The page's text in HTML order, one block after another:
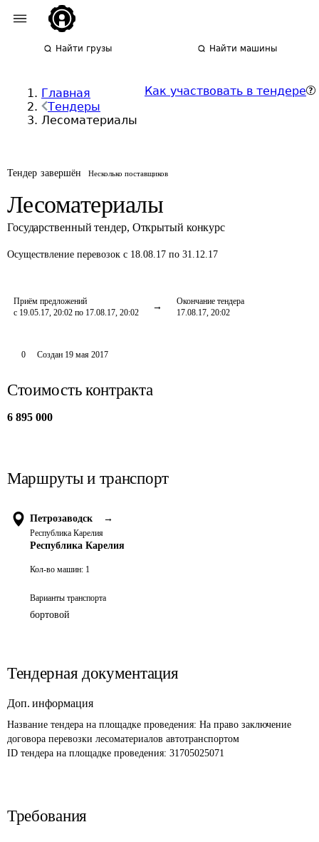
Найти грузы Найти машины
Главная
Тендеры
Лесоматериалы
Как участвовать в тендере
Тендер завершён Несколько поставщиков
Лесоматериалы
Государственный тендер, Открытый конкурс
Осуществление перевозок с 18.08.17 по 31.12.17
Приём предложений
с 19.05.17, 20:02 по 17.08.17, 20:02
Окончание тендера
17.08.17, 20:02
0 Создан 19 мая 2017
Стоимость контракта
6 895 000
Маршруты и транспорт
Петрозаводск →
Республика Карелия
Республика Карелия
Кол-во машин: 1
Варианты транспорта
бортовой
Тендерная документация
Доп. информация
Название тендера на площадке проведения: На право заключение
договора перевозки лесоматериалов автотранспортом
ID тендера на площадке проведения: 31705025071
Требования